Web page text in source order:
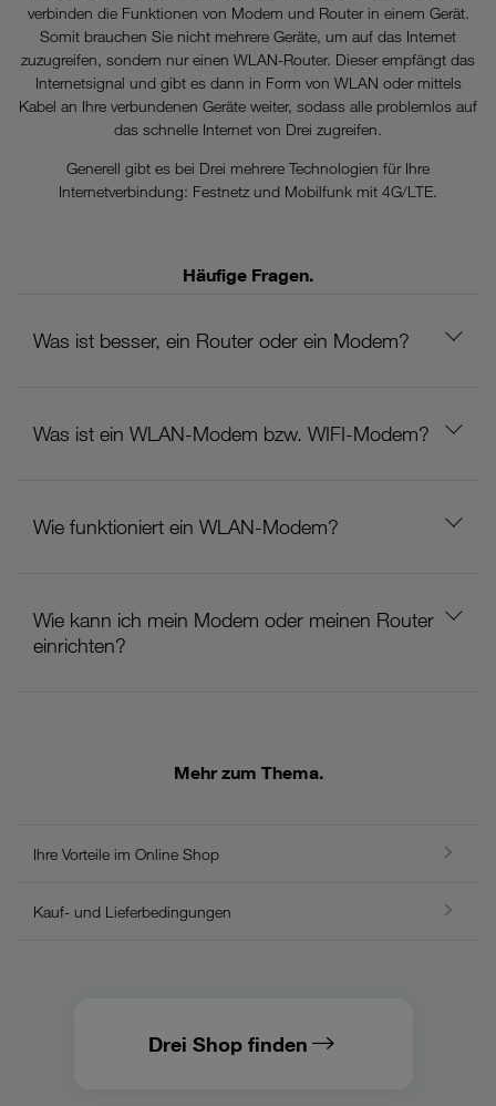
verbinden die Funktionen von Modem und Router in einem Gerät.
Somit brauchen Sie nicht mehrere Geräte, um auf das Internet
zuzugreifen, sondern nur einen WLAN-Router. Dieser empfängt das
Internetsignal und gibt es dann in Form von WLAN oder mittels
Kabel an Ihre verbundenen Geräte weiter, sodass alle problemlos auf
das schnelle Internet von Drei zugreifen.
Generell gibt es bei Drei mehrere Technologien für Ihre
Internetverbindung: Festnetz und Mobilfunk mit 4G/LTE.
Häufige Fragen.
Was ist besser, ein Router oder ein Modem?
Was ist ein WLAN-Modem bzw. WIFI-Modem?
Wie funktioniert ein WLAN-Modem?
Wie kann ich mein Modem oder meinen Router
einrichten?
Mehr zum Thema.
Ihre Vorteile im Online Shop
Kauf- und Lieferbedingungen
Drei Shop finden